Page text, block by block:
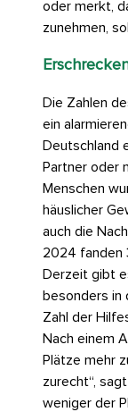
oder merkt,
zunehmen,
Die Zahlen
ein
Deutschland
Partner oder
Menschen
häuslicher
auch die
2024 fanden
Derzeit gibt
besonders in
Zahl der
Nach einem
Plätze mehr
zurecht“,
weniger der